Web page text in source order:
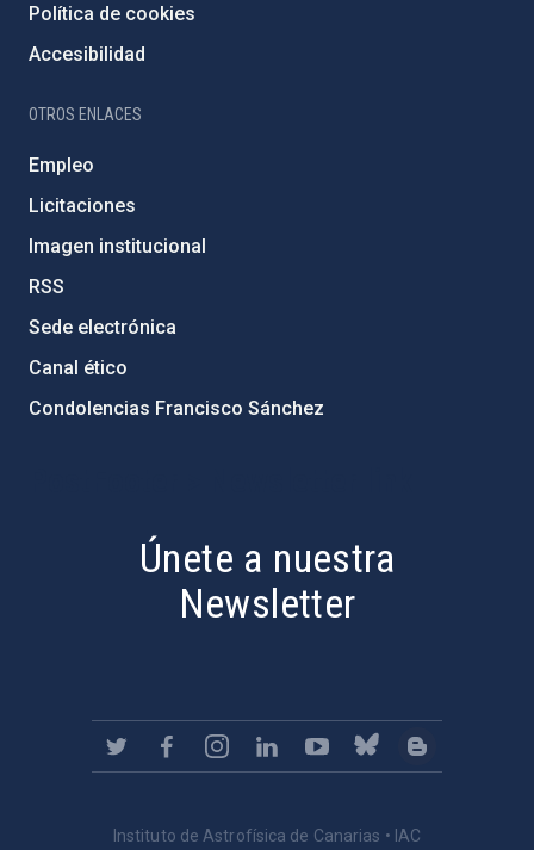
Política de cookies
Accesibilidad
OTROS ENLACES
Empleo
Licitaciones
Imagen institucional
RSS
Sede electrónica
Canal ético
Condolencias Francisco Sánchez
Únete a nuestra
Newsletter
Instituto de Astrofísica de Canarias • IAC